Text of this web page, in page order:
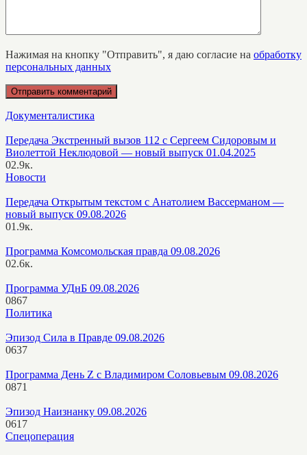
Нажимая на кнопку "Отправить", я даю согласие на обработку
персональных данных
Документалистика
Передача Экстренный вызов 112 с Сергеем Сидоровым и
Виолеттой Неклюдовой — новый выпуск 01.04.2025
02.9к.
Новости
Передача Открытым текстом с Анатолием Вассерманом —
новый выпуск 09.08.2026
01.9к.
Программа Комсомольская правда 09.08.2026
02.6к.
Программа УДнБ 09.08.2026
0867
Политика
Эпизод Сила в Правде 09.08.2026
0637
Программа День Z с Владимиром Соловьевым 09.08.2026
0871
Эпизод Наизнанку 09.08.2026
0617
Спецоперация